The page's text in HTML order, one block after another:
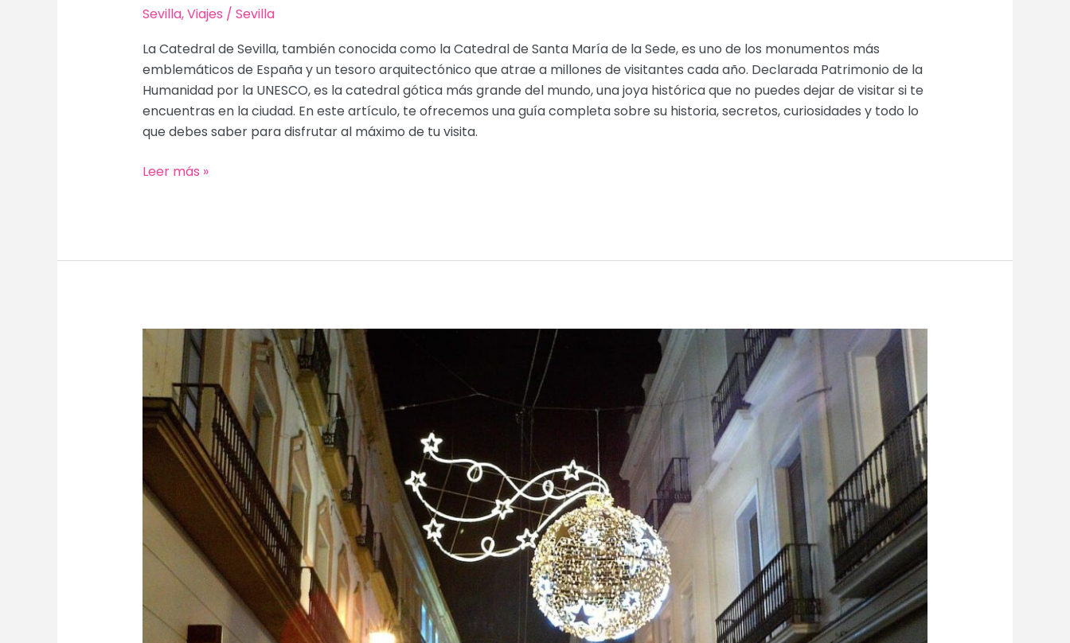
Sevilla,Viajes / Sevilla
La Catedral de Sevilla, también conocida como la Catedral de Santa María de la Sede, es uno de los monumentos más
emblemáticos de España y un tesoro arquitectónico que atrae a millones de visitantes cada año. Declarada Patrimonio de la
Humanidad por la UNESCO, es la catedral gótica más grande del mundo, una joya histórica que no puedes dejar de visitar si te
encuentras en la ciudad. En este artículo, te ofrecemos una guía completa sobre su historia, secretos, curiosidades y todo lo
que debes saber para disfrutar al máximo de tu visita.
Guía
Historia,
Secretos
Curiosidades
Leer más »